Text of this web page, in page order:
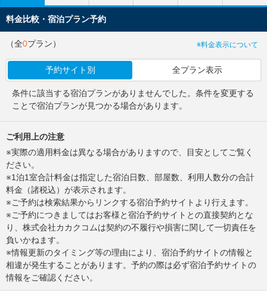
料金比較・宿泊プラン予約
（全0プラン） ※料金表示について
予約サイト別 全プラン表示
条件に該当する宿泊プランがありませんでした。条件を変更する
ことで宿泊プランが見つかる場合があります。
ご利用上の注意
※実際の適用料金は異なる場合がありますので、目安としてご覧く
ださい。
※1泊1室合計料金は指定した宿泊日数、部屋数、利用人数分の合計
料金（諸税込）が表示されます。
※ご予約は検索結果からリンクする宿泊予約サイトより行えます。
※ご予約につきましてはお客様と宿泊予約サイトとの直接契約とな
り、株式会社カカクコムは契約の不履行や損害に関して一切責任を
負いかねます。
※情報更新のタイミング等の理由により、宿泊予約サイトの情報と
相違が発生することがあります。予約の際は必ず宿泊予約サイトの
情報をご確認ください。